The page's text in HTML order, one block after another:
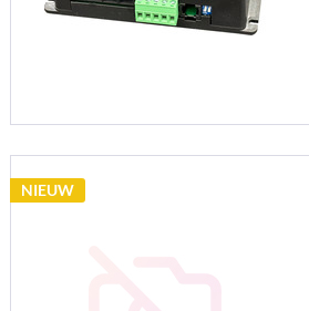
NIEUW